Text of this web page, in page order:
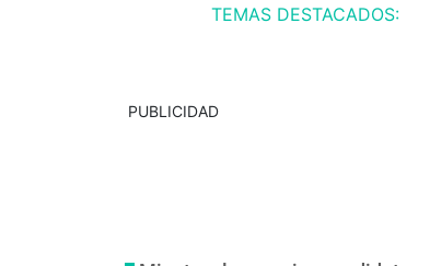
TEMAS DESTACADOS:
PUBLICIDAD